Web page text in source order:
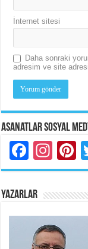
İnternet sitesi
Daha sonraki
adresim ve site
Asanatlar Sosyal
YAZARLAR